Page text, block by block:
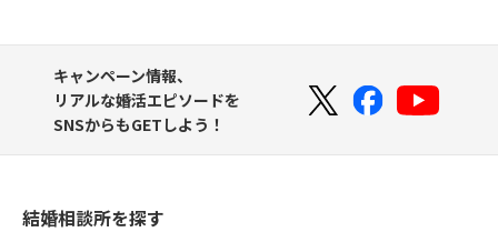
キャンペーン情報、
リアルな婚活エピソードを
SNSからもGETしよう！
結婚相談所を探す